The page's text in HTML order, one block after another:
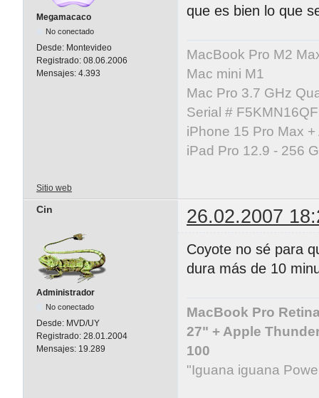
Megamacaco
No conectado
Desde: Montevideo
Registrado: 08.06.2006
Mensajes: 4.393
que es bien lo que
MacBook Pro M2
Mac mini M1
Mac Pro 3.7 GHz
Serial #
iPhone 15 Pro Max
iPad Pro 12.9 - 256
Sitio web
Cin 26.02.2007
Administrador
No conectado
Desde: MVD/UY
Registrado: 28.01.2004
Mensajes: 19.289
Coyote no sé para
dura más de 10
MacBook Pro
27" + Apple
100
"Iguana iguana